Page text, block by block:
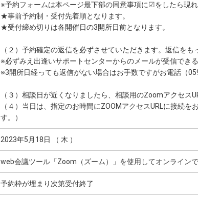
※予約フォームは本ページ最下部の同意事項に☑をしたら現れ
★事前予約制・受付先着順となります。
★受付締め切りは各開催日の3開所日前となります。
（２）予約確定の返信を必ずさせていただきます。返信をも
※必ずみえ出逢いサポートセンターからのメールが受信でき
※3開所日経っても返信がない場合はお手数ですがお電話（
（３）相談日が近くなりましたら、相談用のZoomアクセス
（４）当日は、指定のお時間にZOOMアクセスURLに接続を
す。）
2023年5月18日 （ 木 ）
web会議ツール「Zoom（ズーム）」を使用してオンラインで
予約枠が埋まり次第受付終了